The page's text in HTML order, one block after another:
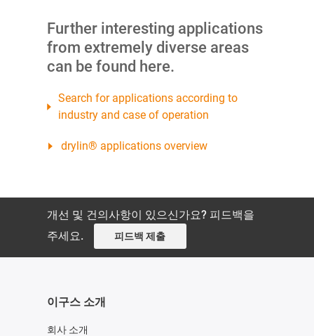
Further interesting applications
from extremely diverse areas
can be found here.
Search for applications according to
industry and case of operation
drylin® applications overview
개선 및 건의사항이 있으신가요? 피드백을
주세요.
피드백 제출
이구스 소개
회사 소개